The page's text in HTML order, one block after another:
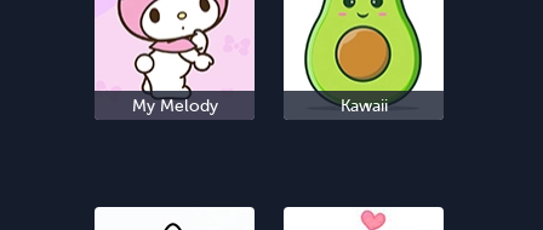
My Melody Kawaii